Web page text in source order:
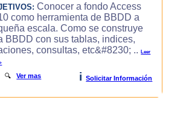
Conocer a fondo Access
como herramienta de BBDD a
escala. Como se construye
BBDD con sus tablas, indices,
consultas, etc&#8230; ..Leer
🔍Ver mas i Solicitar Información